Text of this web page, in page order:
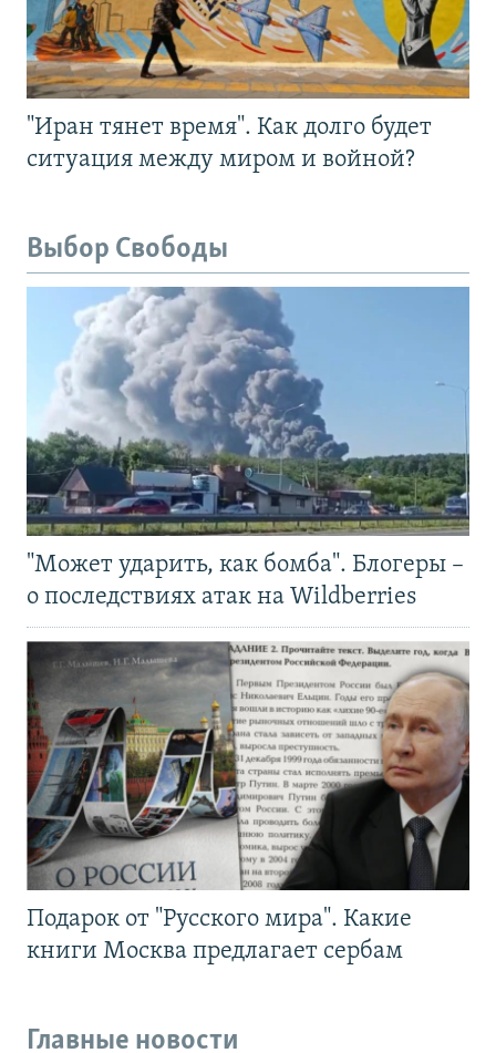
"Иран тянет время". Как долго будет
ситуация между миром и войной?
Выбор Свободы
"Может ударить, как бомба". Блогеры –
о последствиях атак на Wildberries
Подарок от "Русского мира". Какие
книги Москва предлагает сербам
Главные новости